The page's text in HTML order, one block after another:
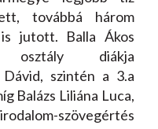
továbbá három
jutott. Balla Ákos
diákja
szintén a 3.a
Balázs Liliána Luca,
szövegértés